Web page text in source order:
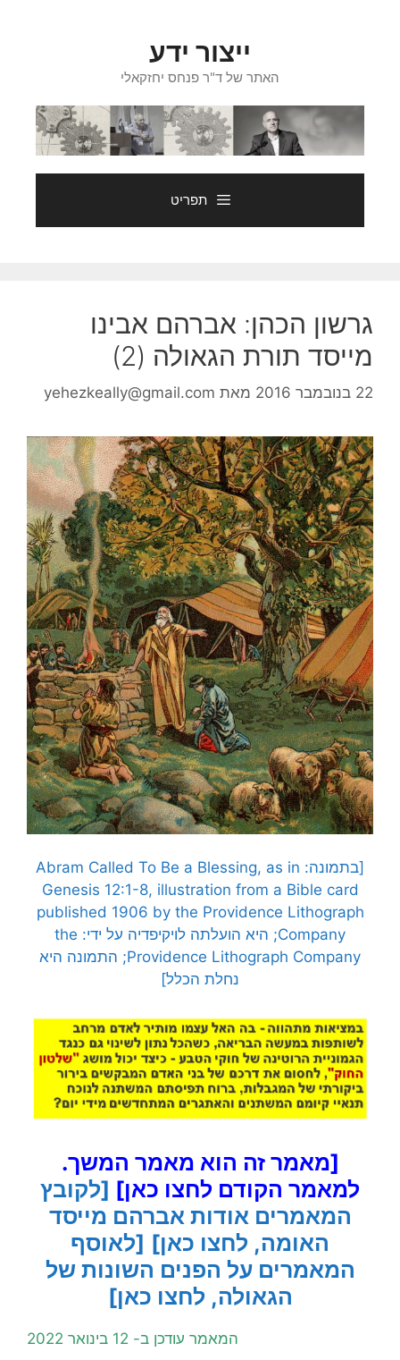
ייצור ידע
האתר של ד"ר פנחס יחזקאלי
תפריט
גרשון הכהן: אברהם אבינו
מייסד תורת הגאולה (2)
22 בנובמבר 2016 מאת yehezkeally@gmail.com
[בתמונה: Abram Called To Be a Blessing, as in
Genesis 12:1-8, illustration from a Bible card
published 1906 by the Providence Lithograph
Company; היא הועלתה לויקיפדיה על ידי: the
Providence Lithograph Company; התמונה היא
נחלת הכלל]
[מאמר זה הוא מאמר המשך.
למאמר הקודם לחצו כאן] [לקובץ
המאמרים אודות אברהם מייסד
האומה, לחצו כאן] [לאוסף
המאמרים על הפנים השונות של
הגאולה, לחצו כאן]
המאמר עודכן ב- 12 בינואר 2022